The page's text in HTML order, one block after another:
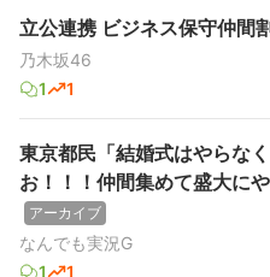
立公連携 ビジネス保守仲間
乃木坂46
1
1
東京都民「結婚式はやらな
お！！！仲間集めて盛大に
アーカイブ
なんでも実況G
1
1